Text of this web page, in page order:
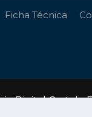
Ficha Técnica
Digital Castelo